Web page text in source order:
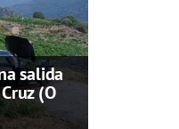
salida
(O